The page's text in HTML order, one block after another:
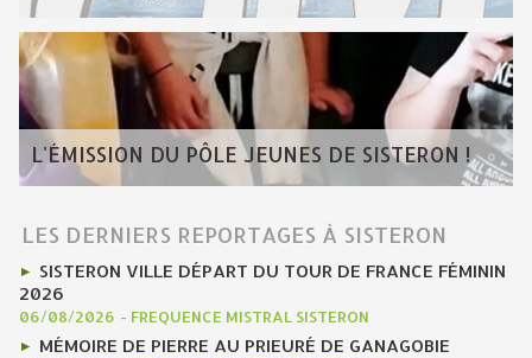
L'ÉMISSION DU PÔLE JEUNES DE SISTERON !
LES DERNIERS REPORTAGES À SISTERON
SISTERON VILLE DÉPART DU TOUR DE FRANCE FÉMININ
2026
06/08/2026 - FREQUENCE MISTRAL SISTERON
MÉMOIRE DE PIERRE AU PRIEURÉ DE GANAGOBIE